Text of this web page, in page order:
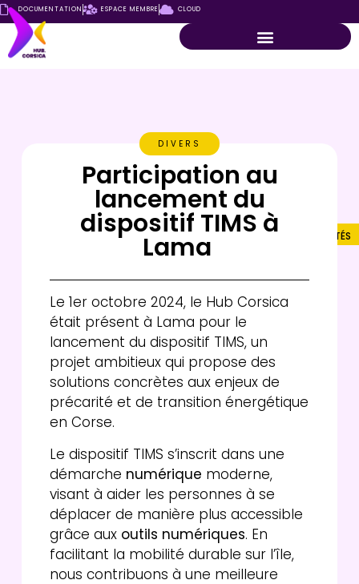
DOCUMENTATION ESPACE MEMBRE CLOUD
ACTUALITÉS
DIVERS
Participation au
lancement du
dispositif TIMS à
Lama
Le 1er octobre 2024, le Hub Corsica
était présent à Lama pour le
lancement du dispositif TIMS, un
projet ambitieux qui propose des
solutions concrètes aux enjeux de
précarité et de transition énergétique
en Corse.
Le dispositif TIMS s’inscrit dans une
démarche numérique moderne,
visant à aider les personnes à se
déplacer de manière plus accessible
grâce aux outils numériques. En
facilitant la mobilité durable sur l’île,
nous contribuons à une meilleure